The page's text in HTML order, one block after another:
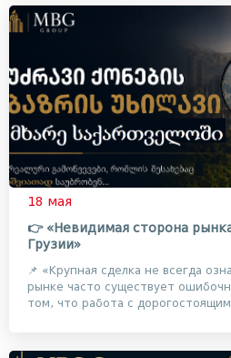
18 мая
👉 «Невидимая сторона
Грузии»
📌 «Крупная сделка не всегда
рынке часто существует
том, что работа с